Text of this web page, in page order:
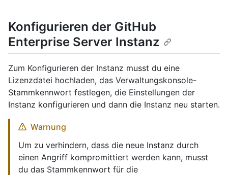
Konfigurieren der GitHub
Enterprise Server Instanz
Zum Konfigurieren der Instanz musst du eine
Lizenzdatei hochladen, das Verwaltungskonsole-
Stammkennwort festlegen, die Einstellungen der
Instanz konfigurieren und dann die Instanz neu starten.
Warnung
Um zu verhindern, dass die neue Instanz durch
einen Angriff kompromittiert werden kann, musst
du das Stammkennwort für die